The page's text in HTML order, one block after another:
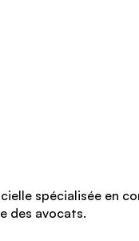
spécialisée en
des avocats.